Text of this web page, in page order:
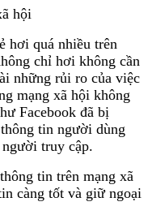
hội
hơi quá nhiều trên
chỉ hơi không cần
những rủi ro của việc
mạng xã hội không
Facebook đã bị
tin người dùng
truy cập.
tin trên mạng xã
càng tốt và giữ ngoại